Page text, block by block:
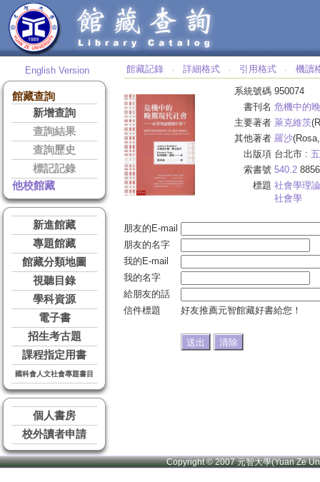
English Version
館藏查詢
新增查詢
查詢結果
查詢歷史
標記記錄
他校館藏
新進館藏
專題館藏
館藏分類地圖
視聽目錄
學科資源
電子書
招生考古題
課程指定用書
國科會人文社會專題書目
個人書房
校外讀者申請
館藏記錄 ‧ 詳細格式 ‧ 引用格式 ‧ 機讀
系統號碼 950074
書刊名 危機中的
主要著者 萊克維茨
其他著者 羅沙
出版項 台北市 :
索書號 540.2 8856
標題 社會學理論
社會學
朋友的E-mail
朋友的名字
我的E-mail
我的名字
給朋友的話
信件標題
好友推薦元智館藏好書給您！
Copyright © 2007 元智大學(Yuan Ze